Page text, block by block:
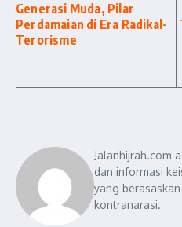
Generasi Muda, Pilar
Perdamaian di Era Radikal-
Terorisme
Jalanhijrah.com
dan informasi
yang
kontranarasi.